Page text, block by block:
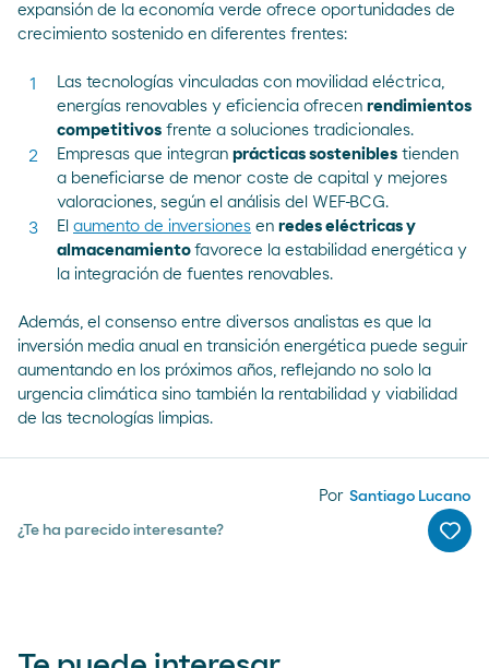
expansión de la economía verde ofrece oportunidades de
crecimiento sostenido en diferentes frentes:
Las tecnologías vinculadas con movilidad eléctrica,
energías renovables y eficiencia ofrecen rendimientos
competitivos frente a soluciones tradicionales.
Empresas que integran prácticas sostenibles tienden
a beneficiarse de menor coste de capital y mejores
valoraciones, según el análisis del WEF-BCG.
El aumento de inversiones en redes eléctricas y
almacenamiento favorece la estabilidad energética y
la integración de fuentes renovables.
Además, el consenso entre diversos analistas es que la
inversión media anual en transición energética puede seguir
aumentando en los próximos años, reflejando no solo la
urgencia climática sino también la rentabilidad y viabilidad
de las tecnologías limpias.
Por Santiago Lucano
¿Te ha parecido interesante?
Me